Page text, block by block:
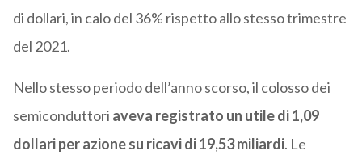
di dollari, in calo del 36% rispetto allo stesso trimestre
del 2021.
Nello stesso periodo dell’anno scorso, il colosso dei
semiconduttori aveva registrato un utile di 1,09
dollari per azione su ricavi di 19,53 miliardi. Le